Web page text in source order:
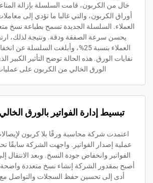
خال من الكربون، قامت السلسلة بإزالة
أوراق الكربون، والتي غالبا ما تؤدي إلى
العملاء. السلسلة الجديدة تسمح بطباعة نسخ
يحسن سرعة الصفقة ودقة. ونتيجة لذلك،
نفايات الورق. هذه الحالة توضح التأثير الكبير
الورق الخالي من الكربون على
تبسيط إدارة الفواتير بالورق
اعتمدت شركة محاسبة ورقًا بلا كربون
عملية إصدار الفواتير. واجهت الشركة سابقًا
الفواتير وانخفاض جودة النسخ. وبعد الانتقال
أصبح بمقدور الشركة إنشاء نسخ متعددة
أدى إلى تحسين حفظ السجلات والتواصل مع